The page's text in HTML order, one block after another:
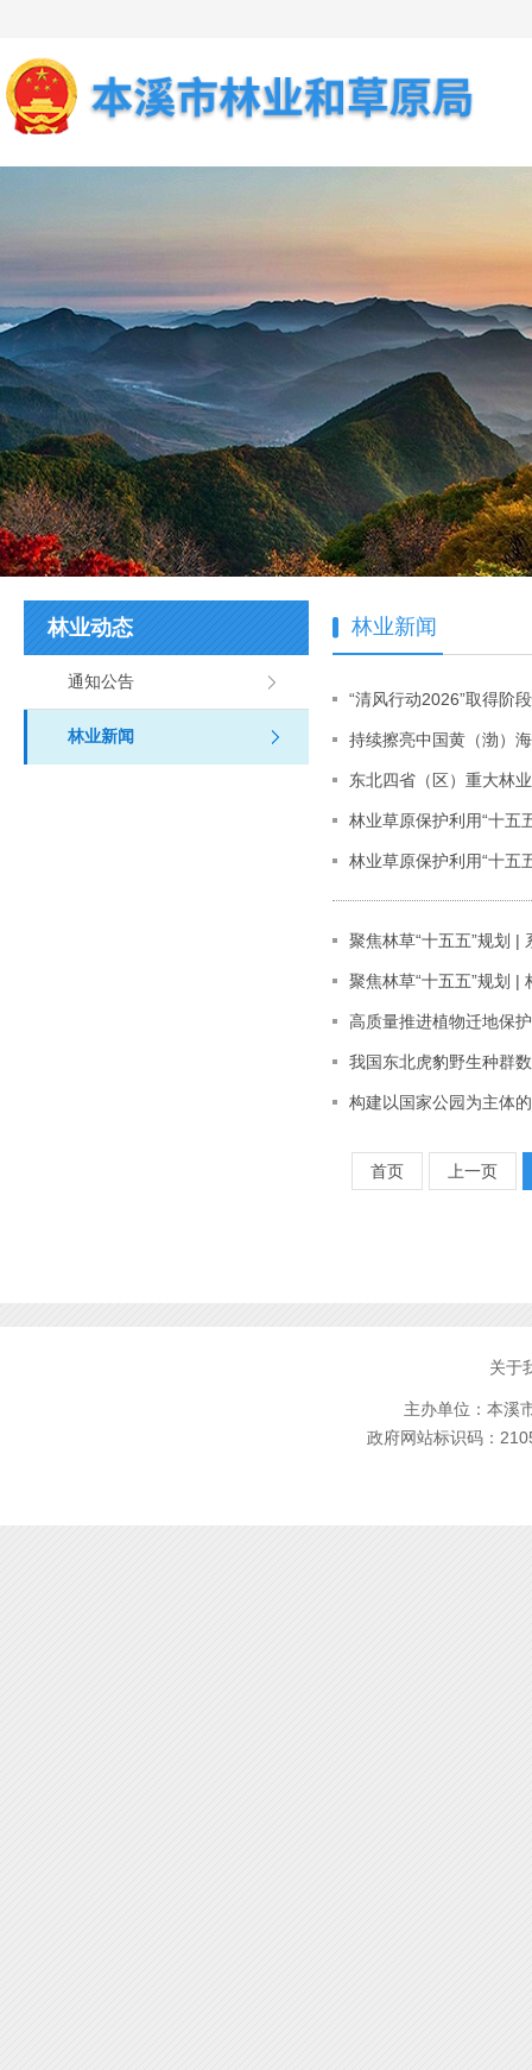
林业动态
通知公告
林业新闻
林业新闻
“清风行动2026”取得阶
持续擦亮中国黄（渤）
东北四省（区）重大林
林业草原保护利用“十五
林业草原保护利用“十五
聚焦林草“十五五”规划 |
聚焦林草“十五五”规划 |
高质量推进植物迁地保
我国东北虎豹野生种群
构建以国家公园为主体
首页 上一页
关于
主办单位：本溪
政府网站标识码：